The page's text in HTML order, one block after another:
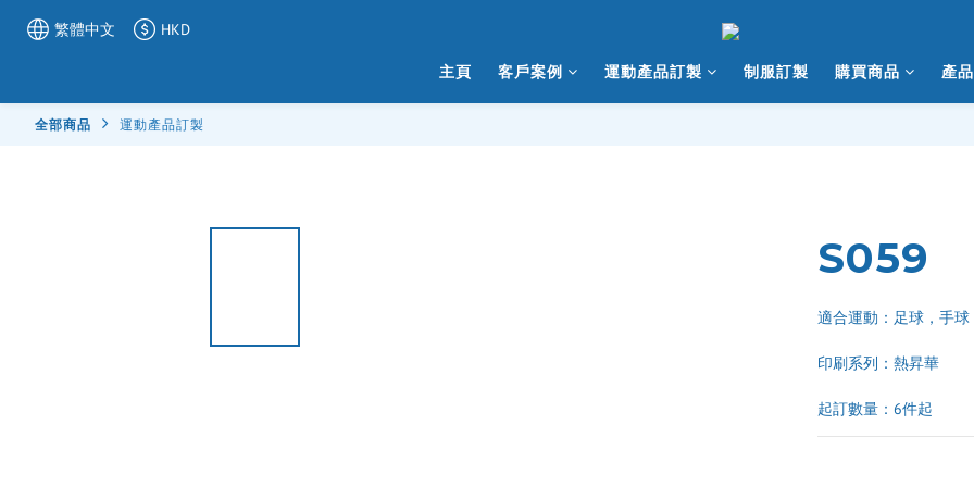
繁體中文 HKD
主頁 客戶案例 運動產品訂製 制服訂製 購買商品 產
全部商品 運動產品訂製
S059
適合運動：足球，手球
印刷系列：熱昇華
起訂數量：6件起